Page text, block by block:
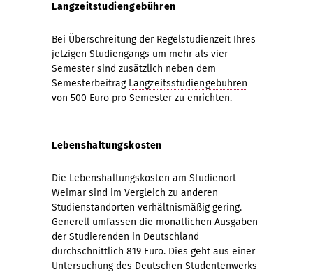
Langzeitstudiengebühren
Bei Überschreitung der Regelstudienzeit Ihres
jetzigen Studiengangs um mehr als vier
Semester sind zusätzlich neben dem
Semesterbeitrag Langzeitsstudiengebühren
von 500 Euro pro Semester zu enrichten.
Lebenshaltungskosten
Die Lebenshaltungskosten am Studienort
Weimar sind im Vergleich zu anderen
Studienstandorten verhältnismäßig gering.
Generell umfassen die monatlichen Ausgaben
der Studierenden in Deutschland
durchschnittlich 819 Euro. Dies geht aus einer
Untersuchung des Deutschen Studentenwerks